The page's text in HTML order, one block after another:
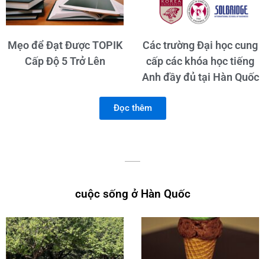
Mẹo để Đạt Được TOPIK
Cấp Độ 5 Trở Lên
Các trường Đại học cung
cấp các khóa học tiếng
Anh đầy đủ tại Hàn Quốc
Đọc thêm
cuộc sống ở Hàn Quốc